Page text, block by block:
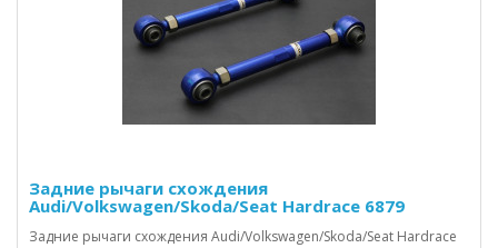
Задние рычаги схождения
Audi/Volkswagen/Skoda/Seat Hardrace 6879
Задние рычаги схождения Audi/Volkswagen/Skoda/Seat Hardrace